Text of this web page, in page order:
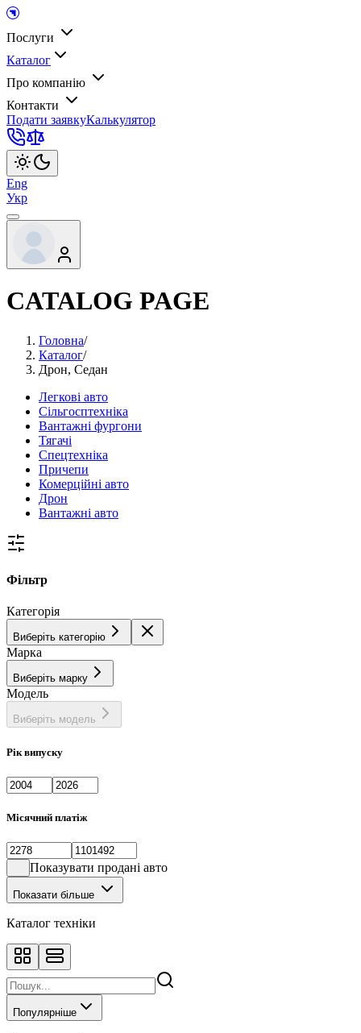
Послуги
Каталог
Про компанію
Контакти
Подати заявкуКалькулятор
Eng
Укр
CATALOG PAGE
Головна/
Каталог/
Дрон, Седан
Легкові авто
Сільгосптехніка
Вантажні фургони
Тягачі
Спецтехніка
Причепи
Комерційні авто
Дрон
Вантажні авто
Фільтр
Категорія
Виберіть категорію
Марка
Виберіть марку
Модель
Виберіть модель
Рік випуску
Місячний платіж
Показувати продані авто
Показати більше
Каталог техніки
Популярніше